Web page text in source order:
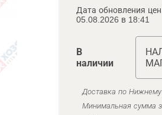
Дата обновления
05.08.2026 в 18:41
В
наличии
Доставка по Нижнему
Минимальная сумма